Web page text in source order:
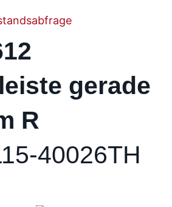
gerade
R
40026TH